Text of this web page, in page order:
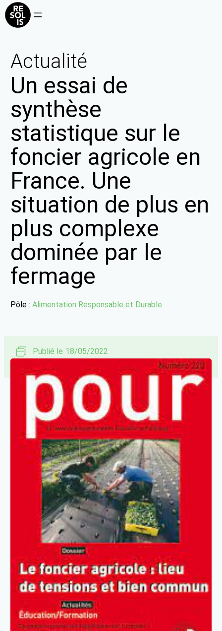
Actualité
Un essai de
synthèse
statistique sur le
foncier agricole en
France. Une
situation de plus en
plus complexe
dominée par le
fermage
Pôle :Alimentation Responsable et Durable
Publié le 18/05/2022